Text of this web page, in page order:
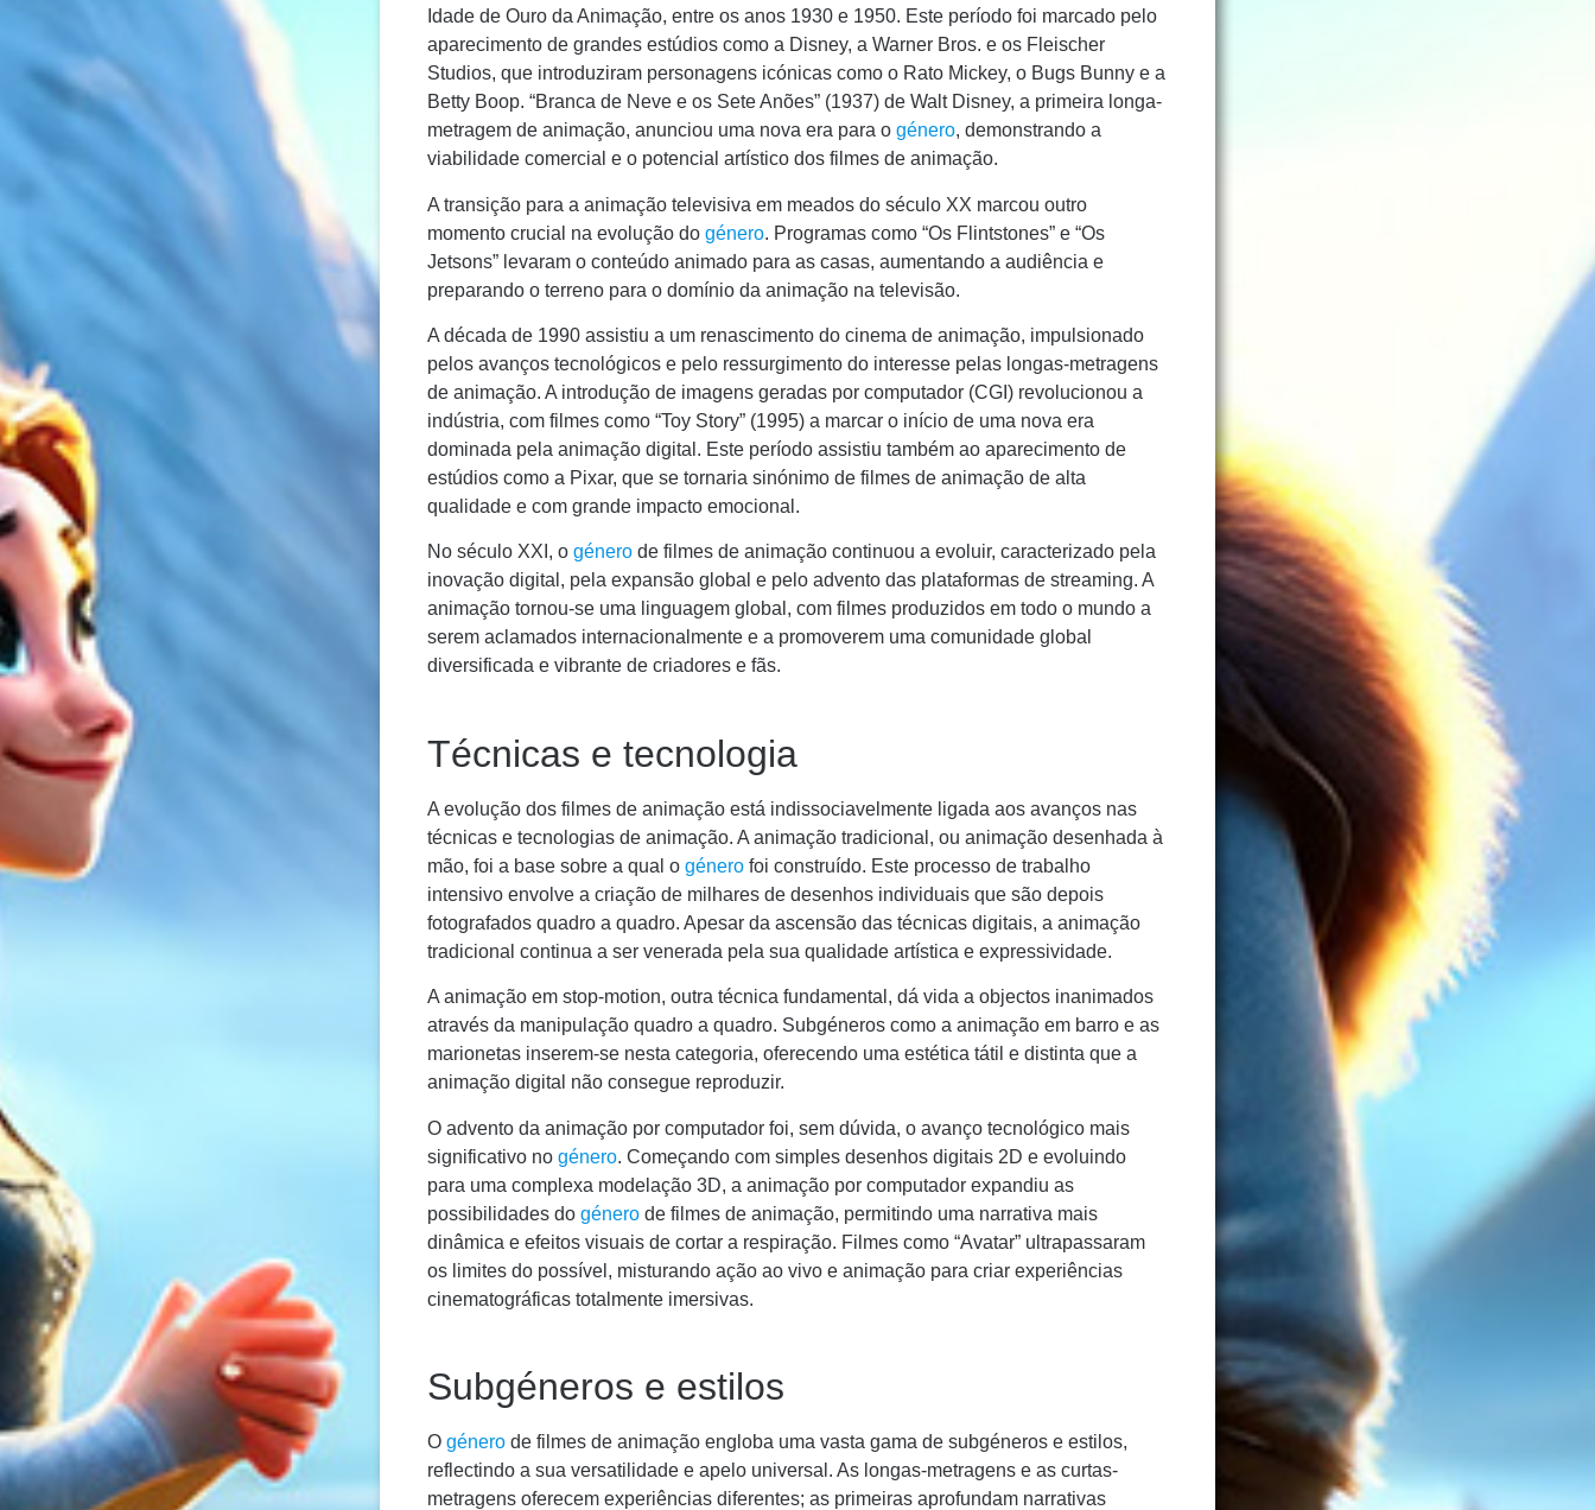
Idade de Ouro da Animação, entre os anos 1930 e 1950. Este período foi marcado pelo
aparecimento de grandes estúdios como a Disney, a Warner Bros. e os Fleischer
Studios, que introduziram personagens icónicas como o Rato Mickey, o Bugs Bunny e a
Betty Boop. “Branca de Neve e os Sete Anões” (1937) de Walt Disney, a primeira longa-
metragem de animação, anunciou uma nova era para ogénero, demonstrando a
viabilidade comercial e o potencial artístico dos filmes de animação.
A transição para a animação televisiva em meados do século XX marcou outro
momento crucial na evolução dogénero. Programas como “Os Flintstones” e “Os
Jetsons” levaram o conteúdo animado para as casas, aumentando a audiência e
preparando o terreno para o domínio da animação na televisão.
A década de 1990 assistiu a um renascimento do cinema de animação, impulsionado
pelos avanços tecnológicos e pelo ressurgimento do interesse pelas longas-metragens
de animação. A introdução de imagens geradas por computador (CGI) revolucionou a
indústria, com filmes como “Toy Story” (1995) a marcar o início de uma nova era
dominada pela animação digital. Este período assistiu também ao aparecimento de
estúdios como a Pixar, que se tornaria sinónimo de filmes de animação de alta
qualidade e com grande impacto emocional.
No século XXI, ogénero de filmes de animação continuou a evoluir, caracterizado pela
inovação digital, pela expansão global e pelo advento das plataformas de streaming. A
animação tornou-se uma linguagem global, com filmes produzidos em todo o mundo a
serem aclamados internacionalmente e a promoverem uma comunidade global
diversificada e vibrante de criadores e fãs.
Técnicas e tecnologia
A evolução dos filmes de animação está indissociavelmente ligada aos avanços nas
técnicas e tecnologias de animação. A animação tradicional, ou animação desenhada à
mão, foi a base sobre a qual ogénero foi construído. Este processo de trabalho
intensivo envolve a criação de milhares de desenhos individuais que são depois
fotografados quadro a quadro. Apesar da ascensão das técnicas digitais, a animação
tradicional continua a ser venerada pela sua qualidade artística e expressividade.
A animação em stop-motion, outra técnica fundamental, dá vida a objectos inanimados
através da manipulação quadro a quadro. Subgéneros como a animação em barro e as
marionetas inserem-se nesta categoria, oferecendo uma estética tátil e distinta que a
animação digital não consegue reproduzir.
O advento da animação por computador foi, sem dúvida, o avanço tecnológico mais
significativo nogénero. Começando com simples desenhos digitais 2D e evoluindo
para uma complexa modelação 3D, a animação por computador expandiu as
possibilidades dogénero de filmes de animação, permitindo uma narrativa mais
dinâmica e efeitos visuais de cortar a respiração. Filmes como “Avatar” ultrapassaram
os limites do possível, misturando ação ao vivo e animação para criar experiências
cinematográficas totalmente imersivas.
Subgéneros e estilos
Ogénero de filmes de animação engloba uma vasta gama de subgéneros e estilos,
reflectindo a sua versatilidade e apelo universal. As longas-metragens e as curtas-
metragens oferecem experiências diferentes; as primeiras aprofundam narrativas